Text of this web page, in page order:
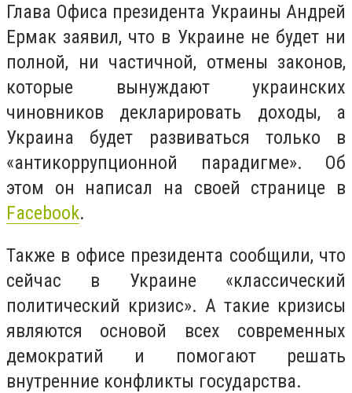
Глава Офиса президента Украины Андрей
Ермак заявил, что в Украине не будет ни
полной, ни частичной, отмены законов,
которые вынуждают украинских
чиновников декларировать доходы, а
Украина будет развиваться только в
«антикоррупционной парадигме». Об
этом он написал на своей странице в
Facebook.
Также в офисе президента сообщили, что
сейчас в Украине «классический
политический кризис». А такие кризисы
являются основой всех современных
демократий и помогают решать
внутренние конфликты государства.